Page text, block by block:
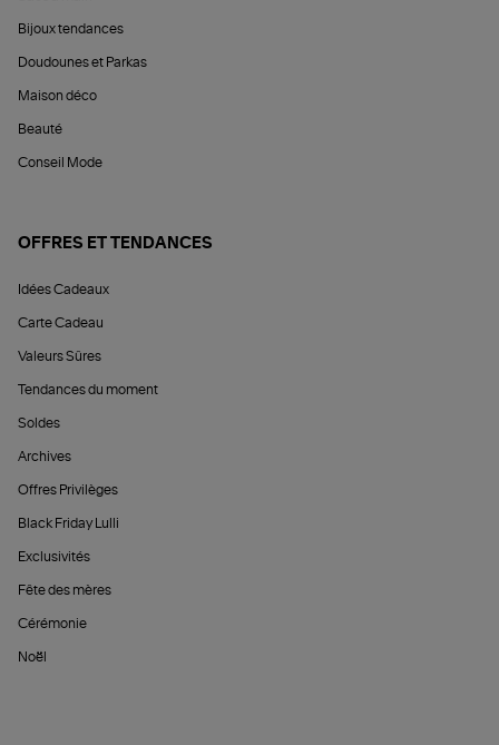
Bijoux tendances
Doudounes et Parkas
Maison déco
Beauté
Conseil Mode
OFFRES ET TENDANCES
Idées Cadeaux
Carte Cadeau
Valeurs Sûres
Tendances du moment
Soldes
Archives
Offres Privilèges
Black Friday Lulli
Exclusivités
Fête des mères
Cérémonie
Noël